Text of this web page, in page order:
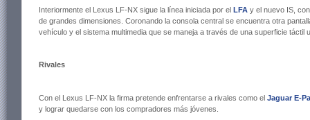
Interiormente el Lexus LF-NX sigue la línea iniciada por el LFA y el nuevo IS,
de grandes dimensiones. Coronando la consola central se encuentra otra
vehículo y el sistema multimedia que se maneja a través de una superficie táctil
Rivales
Con el Lexus LF-NX la firma pretende enfrentarse a rivales como el Jaguar E-
y lograr quedarse con los compradores más jóvenes.